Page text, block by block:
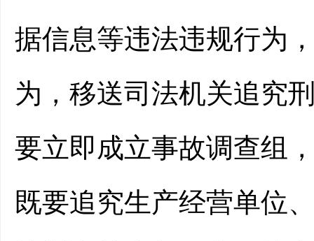
据信息等违法违规行为
为 ，移送司法机关追究
要立即成立事故调查组
既要追究生产经营单位